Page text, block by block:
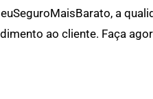
a
ao cliente. Faça